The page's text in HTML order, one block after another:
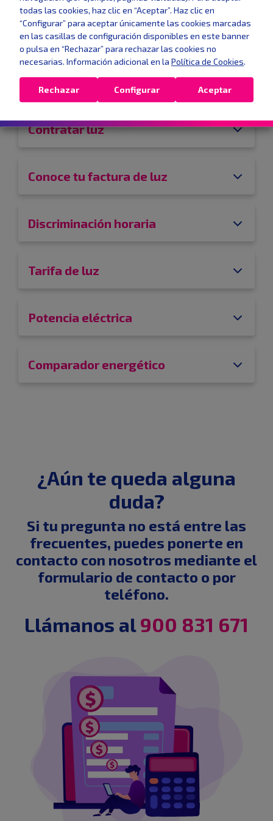
Acerca de Nabalia Energía
Dar de alta la luz
Contratar luz
Conoce tu factura de luz
Discriminación horaria
Tarifa de luz
Potencia eléctrica
Comparador energético
¿Aún te queda alguna
duda?
Si tu pregunta no está entre las
frecuentes, puedes ponerte en
contacto con nosotros mediante el
formulario de contacto o por
teléfono.
Llámanos al900 831 671
todas las cookies, haz clic en “Aceptar”. Haz clic en
“Configurar” para aceptar únicamente las cookies marcadas
en las casillas de configuración disponibles en este banner
o pulsa en “Rechazar” para rechazar las cookies no
necesarias. Información adicional en la Política de Cookies.
Rechazar Configurar Aceptar